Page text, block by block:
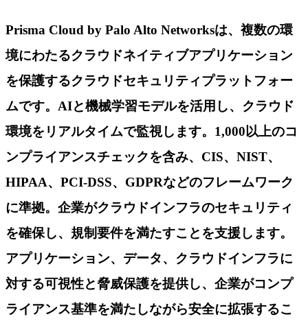
Prisma Cloud by Palo Alto Networksは、複数の環
境にわたるクラウドネイティブアプリケーション
を保護するクラウドセキュリティプラットフォー
ムです。AIと機械学習モデルを活用し、クラウド
環境をリアルタイムで監視します。1,000以上のコ
ンプライアンスチェックを含み、CIS、NIST、
HIPAA、PCI-DSS、GDPRなどのフレームワーク
に準拠。企業がクラウドインフラのセキュリティ
を確保し、規制要件を満たすことを支援します。
アプリケーション、データ、クラウドインフラに
対する可視性と脅威保護を提供し、企業がコンプ
ライアンス基準を満たしながら安全に拡張するこ